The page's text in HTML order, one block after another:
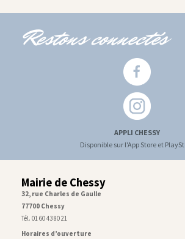
Restons connectés
APPLI CHESSY
Disponible sur l'App Store et
Mairie de Chessy
32, rue Charles de Gaulle
77700 Chessy
Tél. 01 60 43 80 21
Horaires d’ouverture